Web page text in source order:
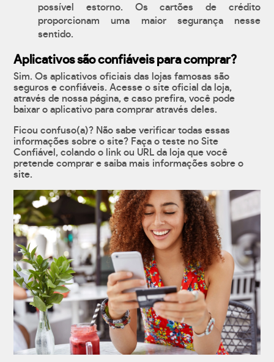
possível estorno. Os cartões de crédito
proporcionam uma maior segurança nesse
sentido.
Aplicativos são confiáveis para comprar?
Sim. Os aplicativos oficiais das lojas famosas são
seguros e confiáveis. Acesse o site oficial da loja,
através de nossa página, e caso prefira, você pode
baixar o aplicativo para comprar através deles.
Ficou confuso(a)? Não sabe verificar todas essas
informações sobre o site? Faça o teste no Site
Confiável, colando o link ou URL da loja que você
pretende comprar e saiba mais informações sobre o
site.